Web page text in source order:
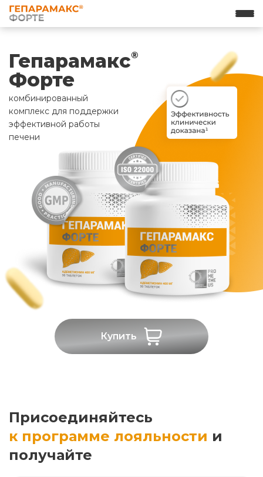
Гепарамакс®
Форте
комбинированный
комплекс для поддержки
эффективной работы
печени
Купить
Присоединяйтесь
к программе лояльности и
получайте